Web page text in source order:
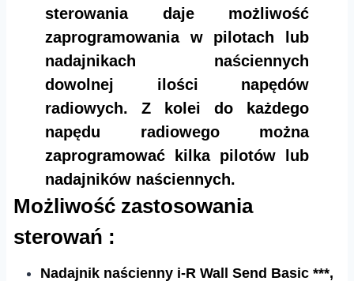
sterowania daje możliwość
zaprogramowania w pilotach lub
nadajnikach naściennych
dowolnej ilości napędów
radiowych. Z kolei do każdego
napędu radiowego można
zaprogramować kilka pilotów lub
nadajników naściennych.
Możliwość zastosowania
sterowań :
Nadajnik naścienny i-R Wall Send Basic ***,